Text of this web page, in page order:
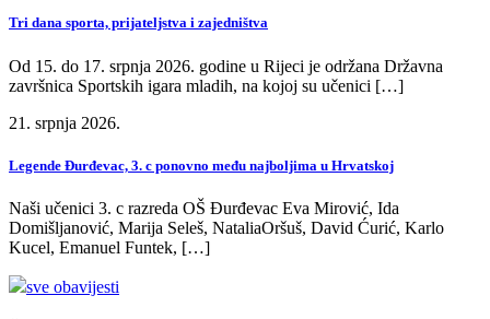
Tri dana sporta, prijateljstva i zajedništva
Od 15. do 17. srpnja 2026. godine u Rijeci je održana Državna
završnica Sportskih igara mladih, na kojoj su učenici […]
21. srpnja 2026.
Legende Đurđevac, 3. c ponovno među najboljima u Hrvatskoj
Naši učenici 3. c razreda OŠ Đurđevac Eva Mirović, Ida
Domišljanović, Marija Seleš, NataliaOršuš, David Ćurić, Karlo
Kucel, Emanuel Funtek, […]
sve obavijesti